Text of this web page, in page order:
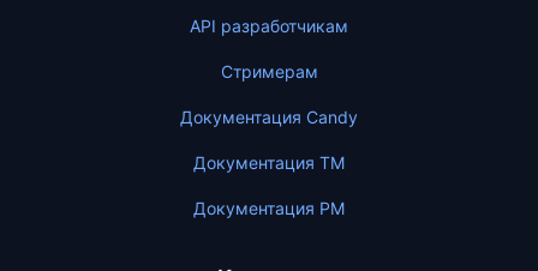
API разработчикам
Стримерам
Документация Candy
Документация ТМ
Документация PM